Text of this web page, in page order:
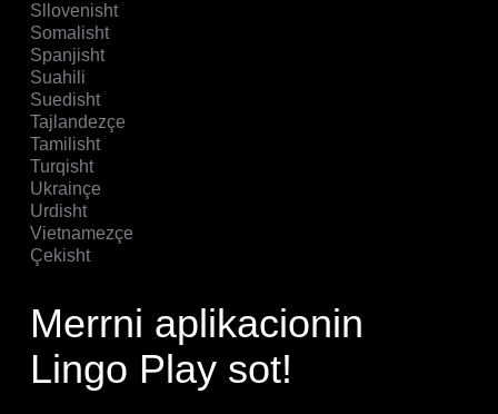
Sllovenisht
Somalisht
Spanjisht
Suahili
Suedisht
Tajlandezçe
Tamilisht
Turqisht
Ukrainçe
Urdisht
Vietnamezçe
Çekisht
Merrni aplikacionin
Lingo Play sot!